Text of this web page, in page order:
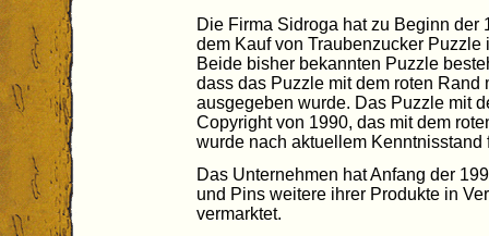
Die Firma Sidroga hat zu Beginn der
dem Kauf von Traubenzucker
Beide bisher bekannten Puzzle
dass das Puzzle mit dem roten
ausgegeben wurde. Das Puzzle mit
Copyright von 1990, das mit dem
wurde nach aktuellem
Das Unternehmen hat Anfang der
und Pins weitere ihrer Produkte in
vermarktet.